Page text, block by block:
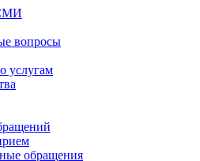
вопросы
услугам
обращения